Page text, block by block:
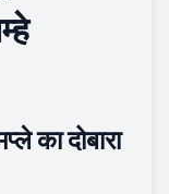
का दोबारा